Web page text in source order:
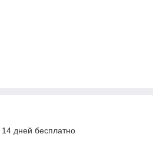
14 дней бесплатно